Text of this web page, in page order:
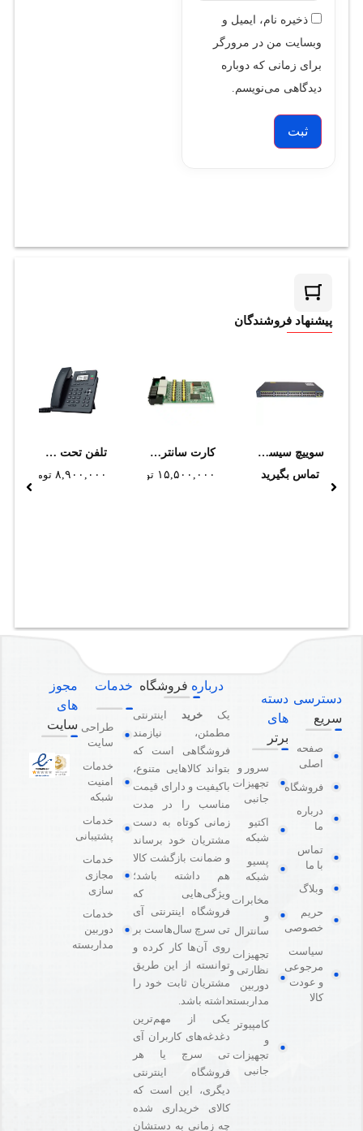
ذخیره نام، ایمیل و
وبسایت من در مرورگر
برای زمانی که دوباره
دیدگاهی می‌نویسم.
پیشنهاد فروشندگان
سوييچ سيسکو مدل WS-C2960X-48TS-L
تماس بگیرید
کارت سانترال پاناسونیک مدل KX-NS5172 (استوک)
۱۵,۵۰۰,۰۰۰ تومان
تلفن تحت شبکه یالینک T31G
۸,۹۰۰,۰۰۰ تومان
دسترسی
سریع
صفحه
اصلی
فروشگاه
درباره
ما
تماس
با ما
وبلاگ
حریم
خصوصی
سیاست
مرجوعی
و عودت
کالا
دسته
های
برتر
سرور و
تجهیزات
جانبی
اکتیو
شبکه
پسیو
شبکه
مخابرات
و
سانترال
تجهیزات
نظارتی و
دوربین
مداربسته
کامپیوتر
و
تجهیزات
جانبی
درباره فروشگاه
یک خریداینترنتی
مطمئن، نیازمند
فروشگاهی است که
بتواند کالاهایی متنوع،
باکیفیت و دارای قیمت
مناسب را در مدت
زمانی کوتاه به دست
مشتریان خود برساند
و ضمانت بازگشت کالا
هم داشته باشد؛
ویژگی‌هایی که
فروشگاه اینترنتی آی
تی سرچ سال‌هاست بر
روی آن‌ها کار کرده و
توانسته از این طریق
مشتریان ثابت خود را
داشته باشد.
یکی از مهم‌ترین
دغدغه‌های کاربران آی
تی سرچ یا هر
فروشگاه‌ اینترنتی
دیگری، این است که
کالای خریداری شده
چه زمانی به دستشان
خدمات
طراحی
سایت
خدمات
امنیت
شبکه
خدمات
پشتیبانی
خدمات
مجازی
سازی
خدمات
دوربین
مداربسته
مجوز
های
سایت